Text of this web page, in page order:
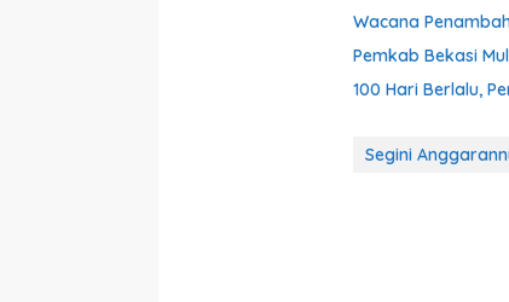
Wacana
Pemkab Bekasi
100 Hari Berlalu,
Segini